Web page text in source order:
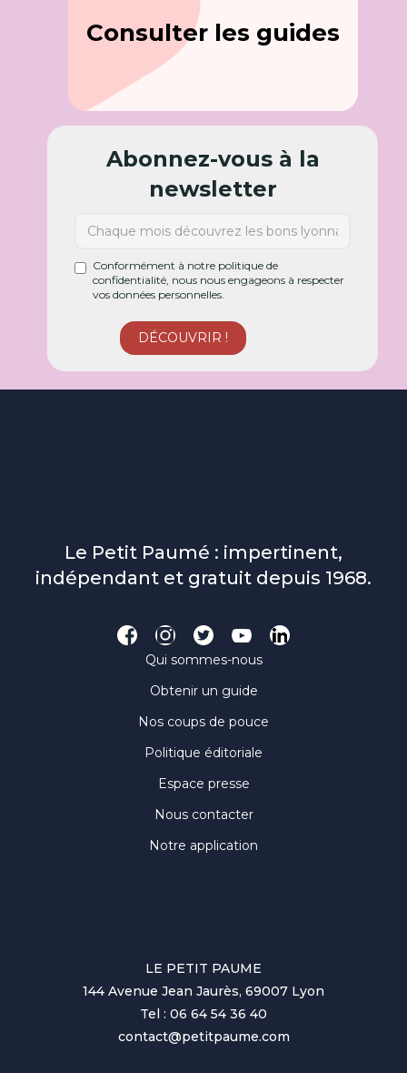
Consulter les guides
Abonnez-vous à la
newsletter
Conformément à notre politique de
confidentialité, nous nous engageons à respecter
vos données personnelles.
Le Petit Paumé : impertinent,
indépendant et gratuit depuis 1968.
Qui sommes-nous
Obtenir un guide
Nos coups de pouce
Politique éditoriale
Espace presse
Nous contacter
Notre application
LE PETIT PAUME
144 Avenue Jean Jaurès, 69007 Lyon
Tel : 06 64 54 36 40
contact@petitpaume.com